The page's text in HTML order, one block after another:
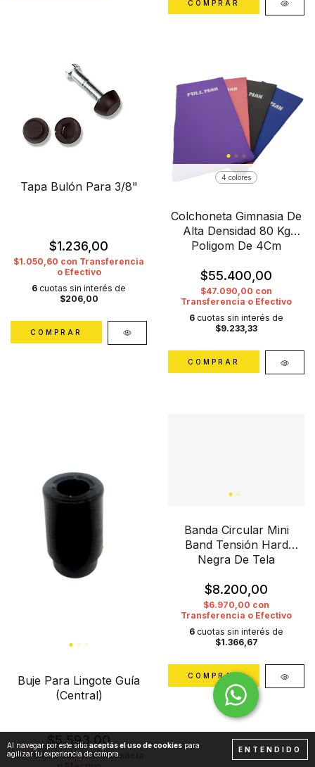
Al navegar por este sitioaceptás el uso de cookies para
agilizar tu experiencia de compra.
ENTENDIDO
Tapa Bulón Para 3/8"
$1.236,00
$1.050,60 con Transferencia
o Efectivo
6 cuotas sin interés de
$206,00
4 colores
Colchoneta Gimnasia De
Alta Densidad 80 Kg
Poligom De 4Cm
$55.400,00
$47.090,00 con
Transferencia o Efectivo
6 cuotas sin interés de
$9.233,33
COMPRAR
Buje Para Lingote Guía
(Central)
$5.593,00
$4.754,05con Transferencia
Banda Circular Mini
Band Tensión Hard
Negra De Tela
$8.200,00
$6.970,00 con
Transferencia o Efectivo
6 cuotas sin interés de
$1.366,67